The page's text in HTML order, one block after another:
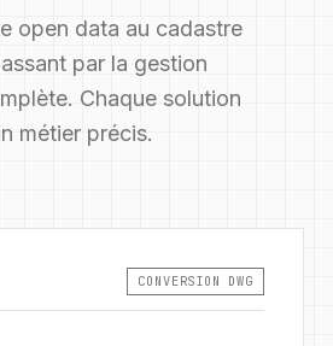
open data au cadastre
par la gestion
Chaque solution
métier précis.
CONVERSION DWG